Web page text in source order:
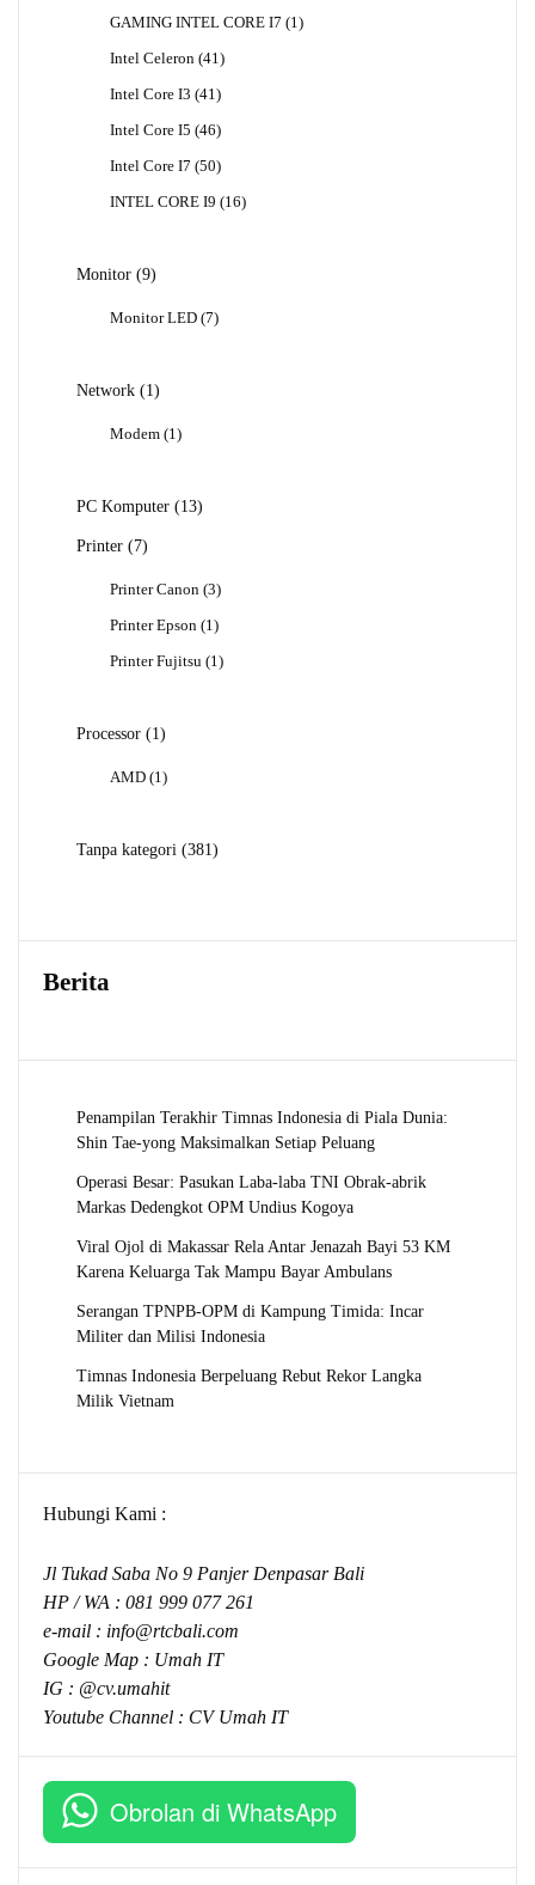
GAMING INTEL CORE I7
1 1
Intel Celeron 41 41
Intel Core I3 41 41
Intel Core I5 4646
Intel Core I7 5050
INTEL CORE I9
1616
Monitor 99
Monitor LED 77
Network 11
Modem 1 1
PC Komputer 1313
Printer
77
Printer Canon 33
Printer Epson
1 1
Printer Fujitsu
1 1
Processor 11
AMD 1 1
Tanpa kategori 381381
Berita
Penampilan Terakhir Timnas Indonesia di Piala Dunia:
Shin Tae-yong Maksimalkan Setiap Peluang
Operasi Besar: Pasukan Laba-laba TNI Obrak-abrik
Markas Dedengkot OPM Undius Kogoya
Viral Ojol di Makassar Rela Antar Jenazah Bayi 53 KM
Karena Keluarga Tak Mampu Bayar Ambulans
Serangan TPNPB-OPM di Kampung Timida: Incar
Militer dan Milisi Indonesia
Timnas Indonesia Berpeluang Rebut Rekor Langka
Milik Vietnam
Hubungi Kami :
Jl Tukad Saba No 9 Panjer Denpasar Bali
HP / WA : 081 999 077 261
e-mail : info@rtcbali.com
Google Map : Umah IT
IG : @cv.umahit
Youtube Channel : CV Umah IT
Obrolan di WhatsApp